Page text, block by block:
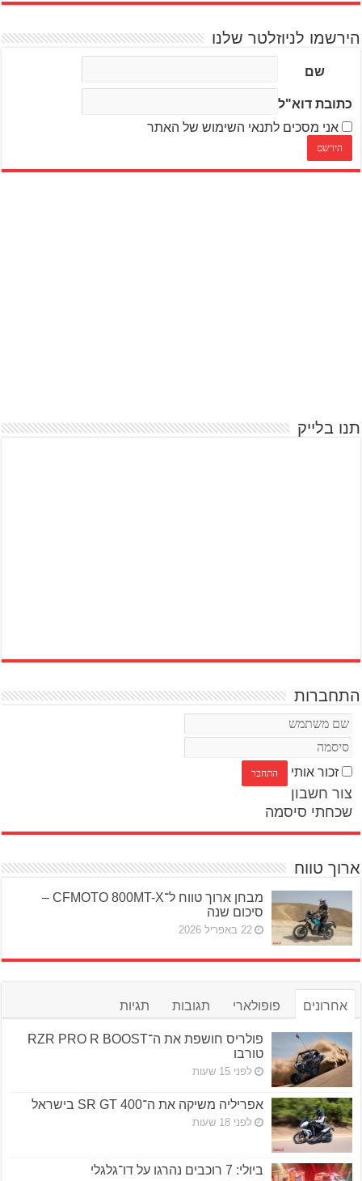
הירשמו לניוזלטר שלנו
שם
כתובת דוא"ל
אני מסכים לתנאי השימוש של האתר
תנו בלייק
התחברות
זכור אותי
צור חשבון
שכחתי סיסמה
ארוך טווח
מבחן ארוך טווח ל־CFMOTO 800MT-X –
סיכום שנה
22 באפריל 2026
אחרונים פופולארי תגובות תגיות
פולריס חושפת את ה־RZR PRO R BOOST
טורבו
לפני 15 שעות
אפריליה משיקה את ה־SR GT 400 בישראל
לפני 18 שעות
ביולי: 7 רוכבים נהרגו על דו־גלגלי